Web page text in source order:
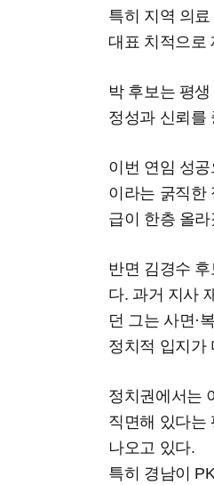
특히 지역 의
대표 치적으로
박 후보는 평
정성과 신뢰를
이번 연임 성
이라는 굵직한
급이 한층 올
반면 김경수
다. 과거 지사
던 그는 사면·
정치적 입지가
정치권에서는
직면해 있다는
나오고 있다.
특히 경남이